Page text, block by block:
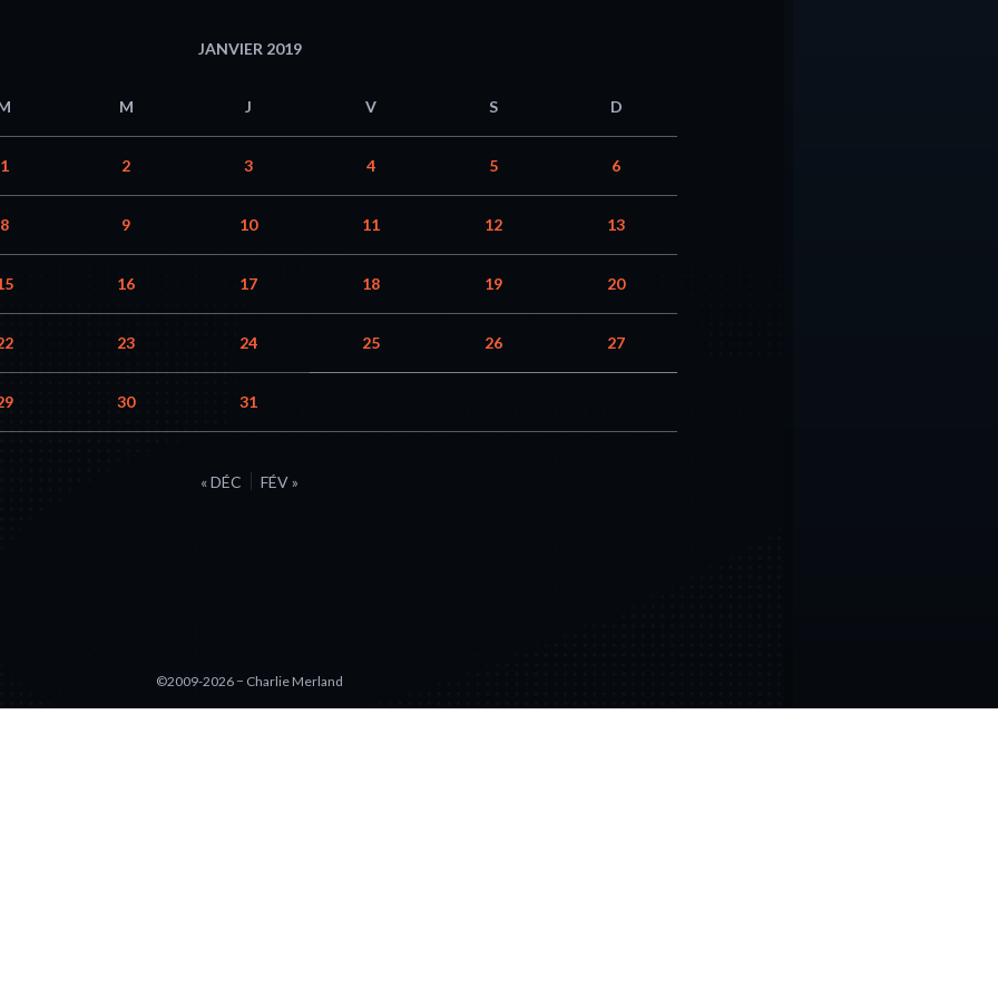
JANVIER 2019
M J V S D
1 2 3 4 5 6
8 9 10 11 12 13
16 17 18 19 20
23 24 25 26 27
30 31
« DÉC FÉV »
©2009-2026 − Charlie Merland